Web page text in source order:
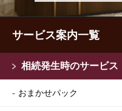
サービス案内一覧
相続発生時のサービス
おまかせパック